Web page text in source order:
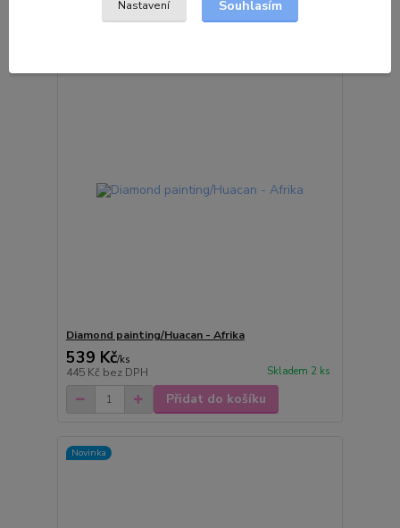
Přidat do košíku
Diamond painting/Huacan - Afrika
539 Kč/ks
445 Kč bez DPH Skladem 2 ks
Přidat do košíku
Novinka
Nastavení Souhlasím